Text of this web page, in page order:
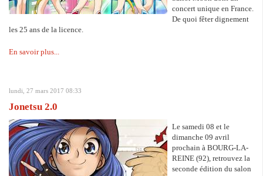
concert unique en France.
De quoi fêter dignement
les 25 ans de la licence.
En savoir plus...
lundi, 27 mars 2017 08:33
Jonetsu 2.0
Le samedi 08 et le
dimanche 09 avril
prochain à BOURG-LA-
REINE (92), retrouvez la
seconde édition du salon